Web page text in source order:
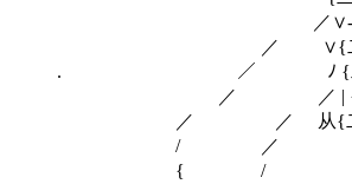
／∨-{二二二二＼
／ ∨{二二二二
. ／ ﾉ {二二二
／ ／ | {二二二二
／ ／ 从{二二ニニニ
/ ／ { 二二二／ _ -
{ / {二ニﾆ／